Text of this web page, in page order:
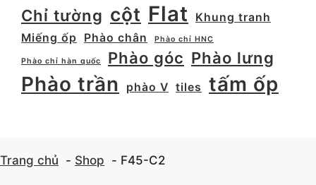
Chỉ tường cột Flat
Khung tranh
Miếng ốp
Phào chân Phào chỉ HNC
Phào chỉ hàn quốc Phào góc Phào lưng
Phào trần phào V tiles tấm ốp
Trang chủ Shop F45-C2